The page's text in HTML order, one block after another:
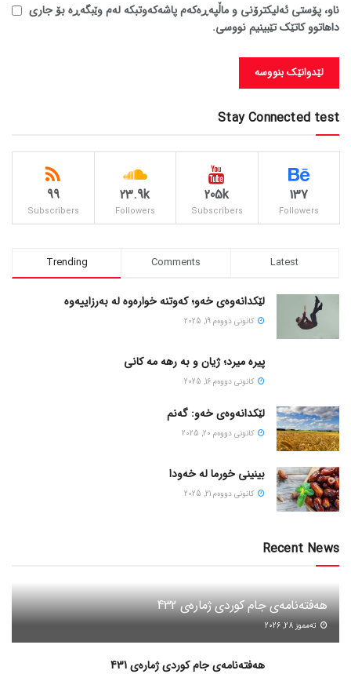
ناو، پۆستی ئەلیکترۆنی و ماڵپەڕەکەم پاشەکەوتبکە لەم وێبگەڕە بۆ جاری
داهاتوو کاتێک تێبینیم نووسی.
Stay Connected test
137
Followers
205k
Subscribers
23.9k
Followers
99
Subscribers
Trending Comments Latest
لێکدانەوەی خەو؛ کەوتنە خوارەوە لە بەرزاییەوە
كانونی دووه‌م 19, 2025
پیره میرد؛ ژیان و به رهه مه کانی
كانونی دووه‌م 16, 2025
لێکدانەوەی خەو: گەنم
كانونی دووه‌م 20, 2025
بینینی خورما لە خەودا
كانونی دووه‌م 21, 2025
Recent News
هەفتەنامەی جام کوردی ژمارەی 432
ته‌مموز 28, 2026
هەفتەنامەی جام کوردی ژمارەی 431